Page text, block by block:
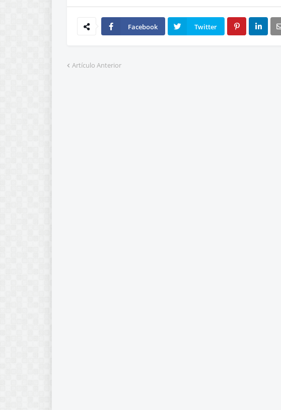
Facebook Twitter
Artículo Anterior